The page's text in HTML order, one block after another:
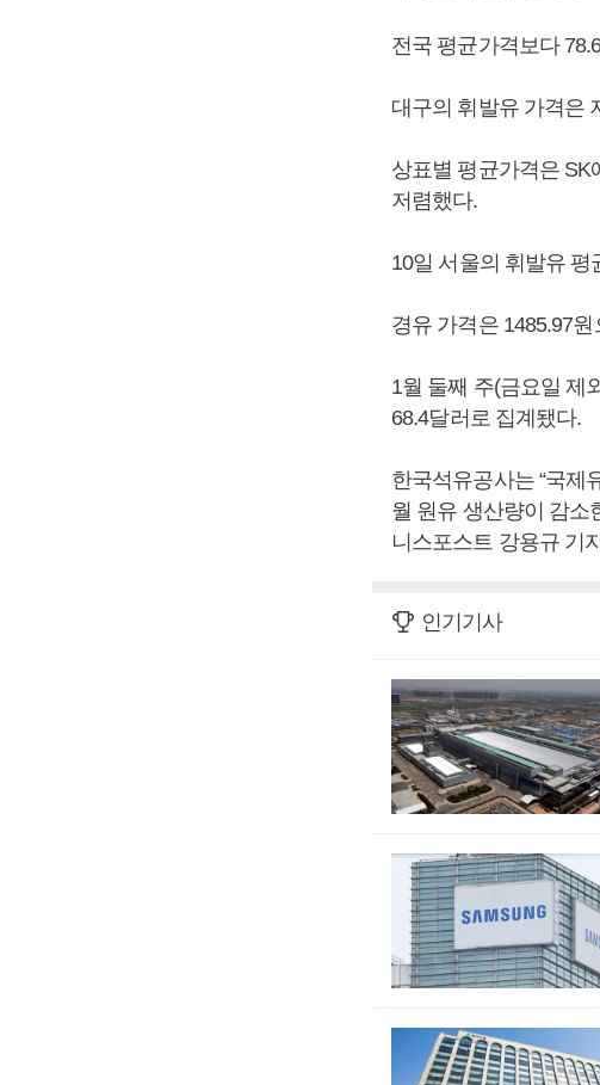
전국 평균가격보다
대구의 휘발유 가격은
상표별 평균가격은 SK
저렴했다.
10일 서울의 휘발유 평
경유 가격은 1485.97
1월 둘째 주(금요일 제
68.4달러로 집계됐다.
한국석유공사는 “국제
월 원유 생산량이 감소
니스포스트 강용규 기
인기기사